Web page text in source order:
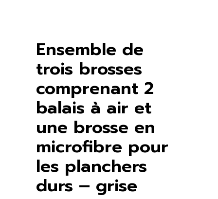
Ensemble de
trois brosses
comprenant 2
balais à air et
une brosse en
microfibre pour
les planchers
durs – grise